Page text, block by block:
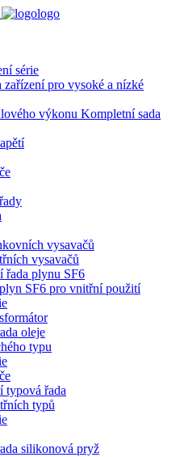
logo
série
zařízení pro vysoké a nízké
výkonu Kompletní sada
vysavačů
vysavačů
řada plynu SF6
SF6 pro vnitřní použití
oleje
typu
typová řada
typů
silikonová pryž